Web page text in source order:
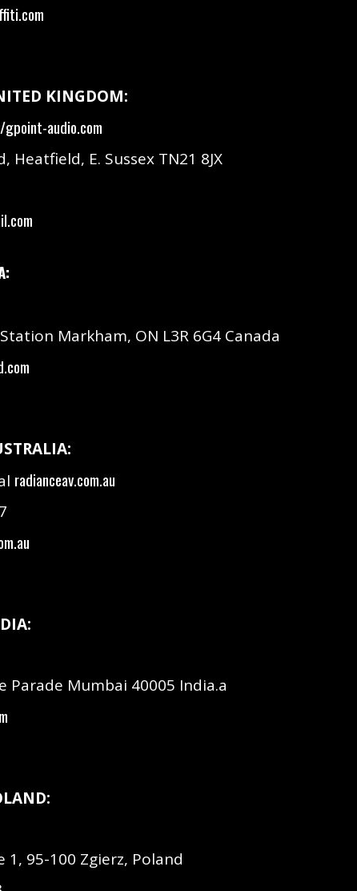
KINGDOM:
audio.com
Heatfield, E. Sussex TN21 8JX
Markham, ON L3R 6G4 Canada
radianceav.com.au
Parade Mumbai 40005 India.a
1, 95-100 Zgierz, Poland